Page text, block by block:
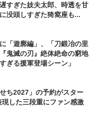
すぎた妓夫太郎、時透を甘
没頭しすぎた猗窩座も...
「遊廓編」、「刀鍛冶の里
鬼滅の刃』絶体絶命の窮地
ぎる援軍登場シーン」
ち2027」の予約がスター
現した三段重にファン感激